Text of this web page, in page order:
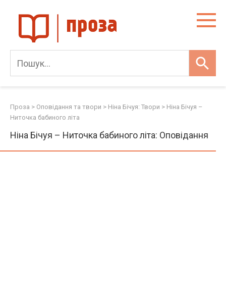
content
Проза > Оповідання та твори > Ніна Бічуя: Твори > Ніна Бічуя –
Ниточка бабиного літа
Ніна Бічуя – Ниточка бабиного літа: Оповідання